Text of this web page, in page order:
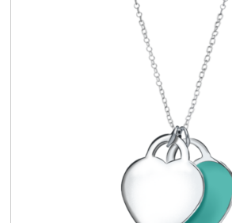
プライバシーポリシー
私たちについて
お問い合わせ